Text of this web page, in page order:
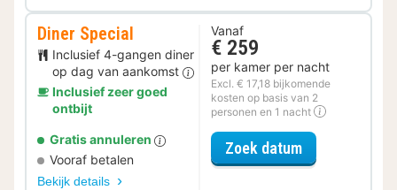
Diner Special
Inclusief 4-gangen diner
op dag van aankomst
Inclusief zeer goed
ontbijt
Gratis annuleren
Vooraf betalen
Bekijk details
Vanaf
€ 259
per kamer per nacht
Excl. € 17,18 bijkomende
kosten op basis van 2
personen en 1 nacht
Zoek datumvoor Diner